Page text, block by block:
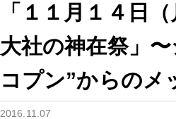
「１１月１４日
大社の神在祭」
コプン”からのメ
2016.11.07